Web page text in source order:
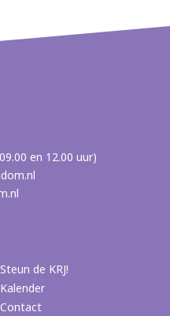
en 12.00 uur)
Steun de KRJ!
Kalender
Contact